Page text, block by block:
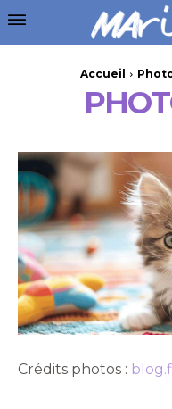
Accueil
Crédits photos :